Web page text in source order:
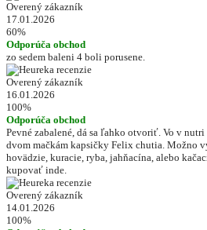
Overený zákazník
17.01.2026
60%
Odporúča obchod
zo sedem baleni 4 boli porusene.
Overený zákazník
16.01.2026
100%
Odporúča obchod
Pevné zabalené, dá sa ľahko otvoriť. Vo v
dvom mačkám kapsičky Felix chutia. Možno
hovädzie, kuracie, ryba, jahňacína, alebo
kupovať inde.
Overený zákazník
14.01.2026
100%